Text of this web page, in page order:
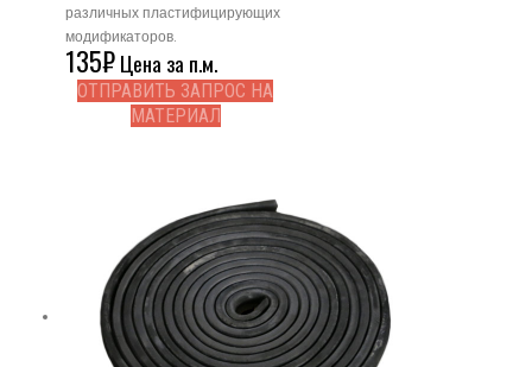
различных пластифицирующих
модификаторов.
135₽Цена за п.м.
ОТПРАВИТЬ ЗАПРОС НА
МАТЕРИАЛ